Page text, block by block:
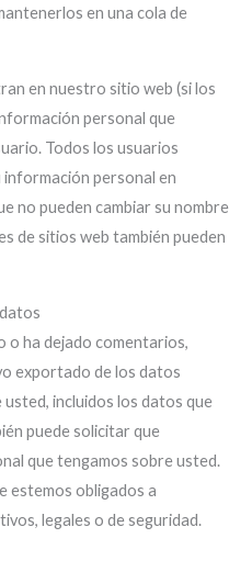
en una cola de
en nuestro sitio web (si los
personal que
Todos los usuarios
información personal en
no pueden cambiar su nombre
de sitios web también pueden
o ha dejado comentarios,
exportado de los datos
incluidos los datos que
puede solicitar que
que tengamos sobre usted.
estemos obligados a
legales o de seguridad.